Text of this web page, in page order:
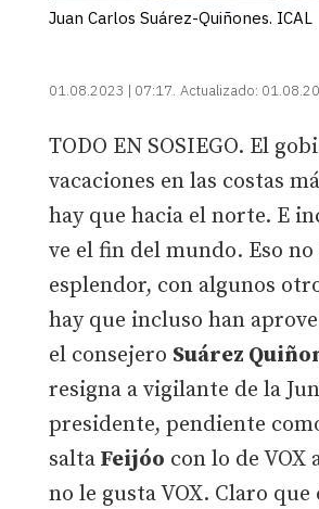
Juan Carlos Suárez-Quiñones. ICAL
01.08.2023 | 07:17 Actualizado:
TODO EN SOSIEGO. El
vacaciones en las costas
hay que hacia el norte. E
ve el fin del mundo. Eso
esplendor, con algunos
hay que incluso han
el consejero Suárez
resigna a vigilante de la
presidente, pendiente
salta Feijóo con lo de VOX
no le gusta VOX. Claro